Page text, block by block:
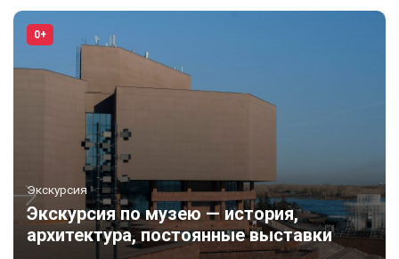
0+
Экскурсия
Экскурсия по музею — история,
архитектура, постоянные выставки